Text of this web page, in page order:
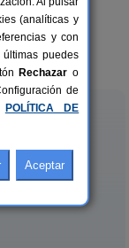
16+3 pers.
50 €
(analíticas y
y con
puedes
Rechazar o
de
POLÍTICA DE